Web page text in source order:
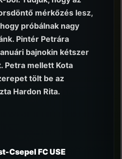
mérkőzés lesz,
próbálnak nagy
Pintér Petrára
bajnokin kétszer
Petra mellett Kota
tölt be az
Hardon Rita.
Csepel FC USE